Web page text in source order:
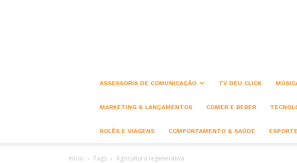
ASSESSORIA DE COMUNICAÇÃO TV DEU CLICK
MARKETING & LANÇAMENTOS COMER E BEBER
ROLÊS E VIAGENS COMPORTAMENTO & SAÚDE ESPORTE
Início Tags Agricultura regenerativa